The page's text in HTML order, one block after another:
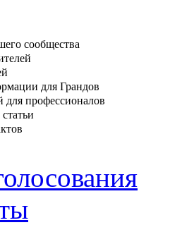
сообщества
для Грандов
для профессионалов